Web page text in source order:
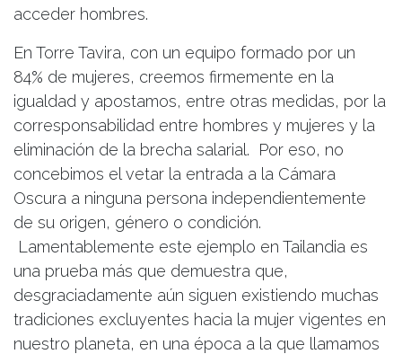
acceder hombres.
En Torre Tavira, con un equipo formado por un
84% de mujeres, creemos firmemente en la
igualdad y apostamos, entre otras medidas, por la
corresponsabilidad entre hombres y mujeres y la
eliminación de la brecha salarial. Por eso, no
concebimos el vetar la entrada a la Cámara
Oscura a ninguna persona independientemente
de su origen, género o condición.
Lamentablemente este ejemplo en Tailandia es
una prueba más que demuestra que,
desgraciadamente aún siguen existiendo muchas
tradiciones excluyentes hacia la mujer vigentes en
nuestro planeta, en una época a la que llamamos